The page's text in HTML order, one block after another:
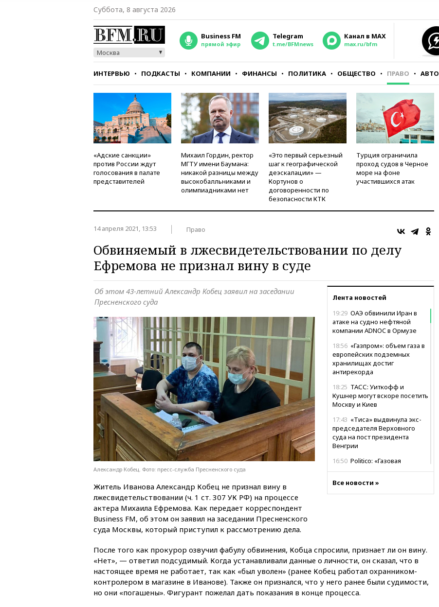
Суббота, 8 августа 2026
Москва
Business FM
прямой эфир
Telegram
t.me/BFMnews
Канал в MAX
max.ru/bfm
ИНТЕРВЬЮ ПОДКАСТЫ КОМПАНИИ ФИНАНСЫ ПОЛИТИКА ОБЩЕСТВО ПРАВО АВТО
СТИЛЬ ТЕСТЫ
«Адские санкции»
против России ждут
голосования в палате
представителей
Михаил Гордин, ректор
МГТУ имени Баумана:
никакой разницы между
высокобалльниками и
олимпиадниками нет
«Это первый серьезный
шаг к географической
деэскалации» —
Кортунов о
договоренности по
безопасности КТК
Турция ограничила
проход судов в Черное
море на фоне
участившихся атак
14 апреля 2021, 13:53 Право
Обвиняемый в лжесвидетельствовании по делу
Ефремова не признал вину в суде
Лента новостей
19:29 ОАЭ обвинили Иран в
атаке на судно нефтяной
компании ADNOC в Ормузе
18:56 «Газпром»: объем газа в
европейских подземных
хранилищах достиг
антирекорда
18:25 ТАСС: Уиткофф и
Кушнер могут вскоре посетить
Москву и Киев
17:43 «Тиса» выдвинула экс-
председателя Верховного
суда на пост президента
Венгрии
16:50 Politico: «Газовая
16:16Беспилотник взорвался
14:54 В Аргентине умер отец
футболиста Лионеля Месси
14:43Турция ограничила
судоходство в Черном море
Все новости »
Об этом 43-летний Александр Кобец заявил на заседании
Пресненского суда
Александр Кобец. Фото: пресс-служба Пресненского суда
Житель Иванова Александр Кобец не признал вину в
лжесвидетельствовании (ч. 1 ст. 307 УК РФ) на процессе
актера Михаила Ефремова. Как передает корреспондент
Business FM, об этом он заявил на заседании Пресненского
суда Москвы, который приступил к рассмотрению дела.
После того как прокурор озвучил фабулу обвинения, Кобца спросили, признает ли он вину.
«Нет», — ответил подсудимый. Когда устанавливали данные о личности, он сказал, что в
настоящее время не работает, так как «был уволен» (ранее Кобец работал охранником-
контролером в магазине в Иванове). Также он признался, что у него ранее были судимости,
но они «погашены». Фигурант пожелал дать показания в конце процесса.